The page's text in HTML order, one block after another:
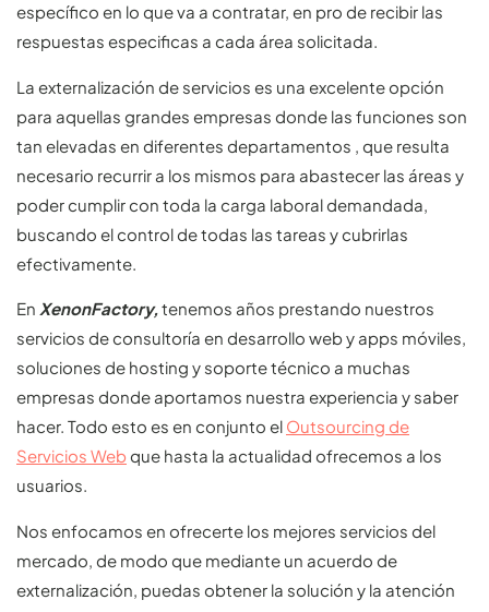
específico en lo que va a contratar, en pro de recibir las
respuestas especificas a cada área solicitada.
La externalización de servicios es una excelente opción
para aquellas grandes empresas donde las funciones son
tan elevadas en diferentes departamentos , que resulta
necesario recurrir a los mismos para abastecer las áreas y
poder cumplir con toda la carga laboral demandada,
buscando el control de todas las tareas y cubrirlas
efectivamente.
En XenonFactory,tenemos años prestando nuestros
servicios de consultoría en desarrollo web y apps móviles,
soluciones de hosting y soporte técnico a muchas
empresas donde aportamos nuestra experiencia y saber
hacer. Todo esto es en conjunto el Outsourcing de
Servicios Web que hasta la actualidad ofrecemos a los
usuarios.
Nos enfocamos en ofrecerte los mejores servicios del
mercado, de modo que mediante un acuerdo de
externalización, puedas obtener la solución y la atención